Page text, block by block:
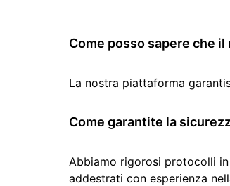
Come posso sapere che
La nostra piattaforma
Come garantite la
Abbiamo rigorosi protocolli
addestrati con esperienza